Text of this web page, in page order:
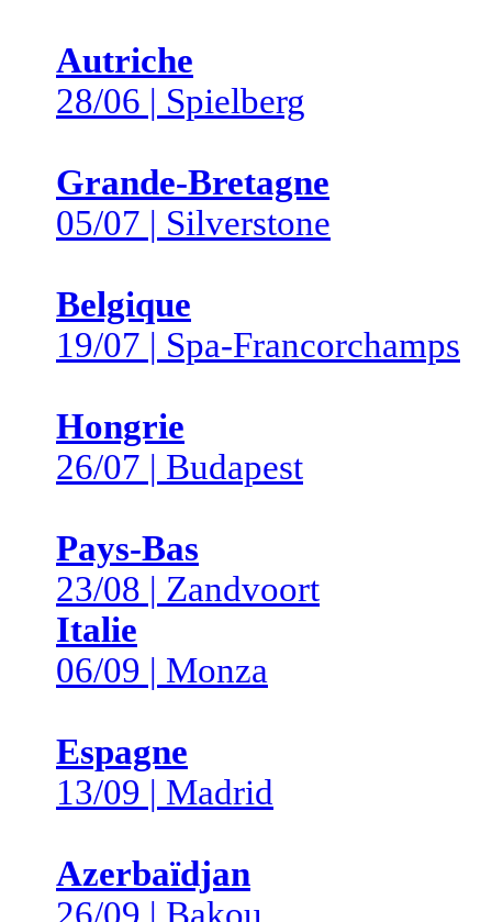
Autriche
28/06 | Spielberg
Grande-Bretagne
05/07 | Silverstone
Belgique
19/07 | Spa-Francorchamps
Hongrie
26/07 | Budapest
Pays-Bas
23/08 | Zandvoort
Italie
06/09 | Monza
Espagne
13/09 | Madrid
Azerbaïdjan